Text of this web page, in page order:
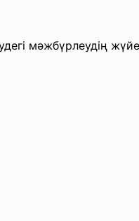
мәжбүрлеудің